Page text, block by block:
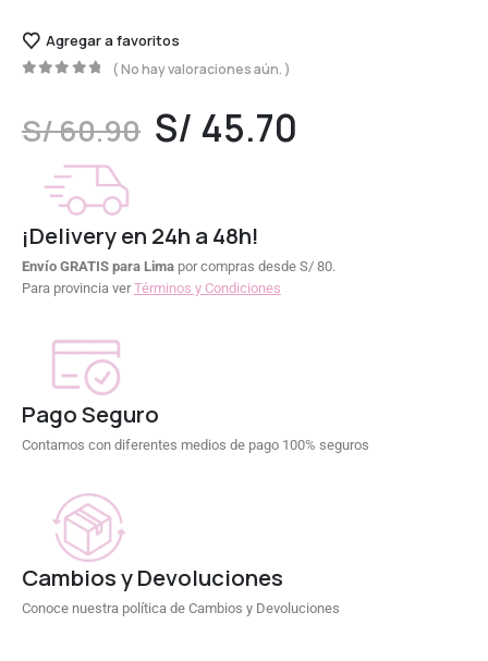
Agregar a favoritos
( No hay valoraciones aún. )
S/60.90 S/ 45.70
¡Delivery en 24h a 48h!
Envío GRATIS para Lima por compras desde S/ 80.
Para provincia verTérminos y Condiciones
Pago Seguro
Contamos con diferentes medios de pago 100% seguros
Cambios y Devoluciones
Conoce nuestra política de Cambios y Devoluciones